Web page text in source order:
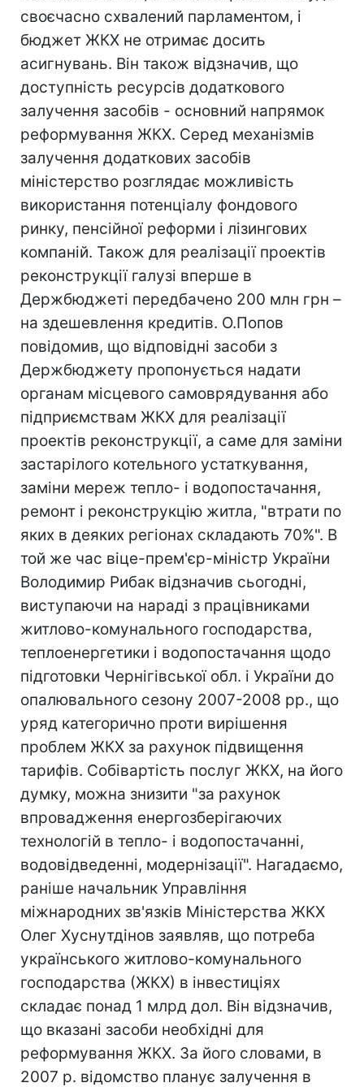
своєчасно схвалений парламентом, і
бюджет ЖКХ не отримає досить
асигнувань. Він також відзначив, що
доступність ресурсів додаткового
залучення засобів - основний напрямок
реформування ЖКХ. Серед механізмів
залучення додаткових засобів
міністерство розглядає можливість
використання потенціалу фондового
ринку, пенсійної реформи і лізингових
компаній. Також для реалізації проектів
реконструкції галузі вперше в
Держбюджеті передбачено 200 млн грн –
на здешевлення кредитів. О.Попов
повідомив, що відповідні засоби з
Держбюджету пропонується надати
органам місцевого самоврядування або
підприємствам ЖКХ для реалізації
проектів реконструкції, а саме для заміни
застарілого котельного устаткування,
заміни мереж тепло- і водопостачання,
ремонт і реконструкцію житла, "втрати по
яких в деяких регіонах складають 70%". В
той же час віце-прем'єр-міністр України
Володимир Рибак відзначив сьогодні,
виступаючи на нараді з працівниками
житлово-комунального господарства,
теплоенергетики і водопостачання щодо
підготовки Чернігівської обл. і України до
опалювального сезону 2007-2008 рр., що
уряд категорично проти вирішення
проблем ЖКХ за рахунок підвищення
тарифів. Собівартість послуг ЖКХ, на його
думку, можна знизити "за рахунок
впровадження енергозберігаючих
технологій в тепло- і водопостачанні,
водовідведенні, модернізації". Нагадаємо,
раніше начальник Управління
міжнародних зв'язків Міністерства ЖКХ
Олег Хуснутдінов заявляв, що потреба
українського житлово-комунального
господарства (ЖКХ) в інвестиціях
складає понад 1 млрд дол. Він відзначив,
що вказані засоби необхідні для
реформування ЖКХ. За його словами, в
2007 р. відомство планує залучення в